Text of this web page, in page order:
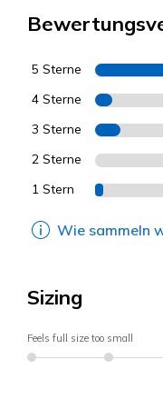
5 Sterne
4 Sterne
3 Sterne
2 Sterne
1 Stern
Wie sammeln
Sizing
Feels full size too small